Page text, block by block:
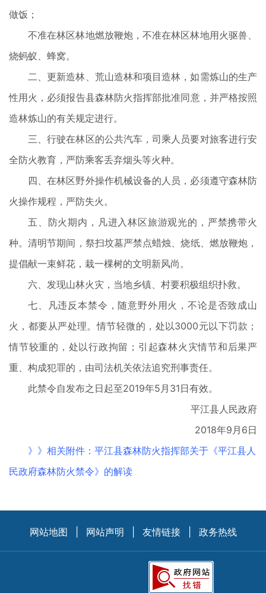
做饭；
不准在林区林地燃放鞭炮，不准在林区林地用火驱兽、
烧蚂蚁、蜂窝。
二、更新造林、荒山造林和项目造林，如需炼山的生产
性用火，必须报告县森林防火指挥部批准同意，并严格按照
造林炼山的有关规定进行。
三、行驶在林区的公共汽车，司乘人员要对旅客进行安
全防火教育，严防乘客丢弃烟头等火种。
四、在林区野外操作机械设备的人员，必须遵守森林防
火操作规程，严防失火。
五、防火期内，凡进入林区旅游观光的，严禁携带火
种。清明节期间，祭扫坟墓严禁点蜡烛、烧纸、燃放鞭炮，
提倡献一束鲜花，栽一棵树的文明新风尚。
六、发现山林火灾，当地乡镇、村要积极组织扑救。
七、凡违反本禁令，随意野外用火，不论是否致成山
火，都要从严处理。情节轻微的，处以3000元以下罚款；
情节较重的，处以行政拘留；引起森林火灾情节和后果严
重、构成犯罪的，由司法机关依法追究刑事责任。
此禁令自发布之日起至2019年5月31日有效。
平江县人民政府
2018年9月6日
》》相关附件：平江县森林防火指挥部关于《平江县人
民政府森林防火禁令》的解读
网站地图 网站声明 友情链接 政务热线